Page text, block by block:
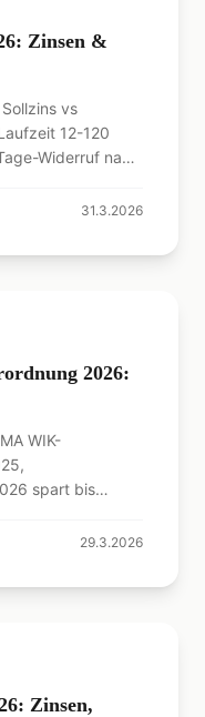
Zinsen &
vs
12-120
Widerruf nach
31.3.2026
2026:
WIK-
spart bis
29.3.2026
Zinsen,